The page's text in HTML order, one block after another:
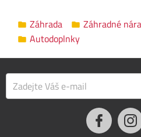
Výhody:
Ľahká a ľahko prenosná
Násada dobre odoláva aj
Príjemný úchop vďaka
Obsah balenia:
Lopatka do auta a na záhradu
Záhrada Záhradné
Autodoplnky